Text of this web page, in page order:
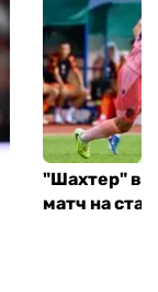
"Шахтер"
матч на